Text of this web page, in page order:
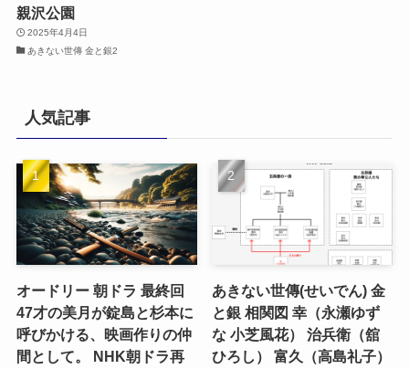
親沢公園
2025年4月4日
あきない世傳 金と銀2
人気記事
オードリー 朝ドラ 最終回
47才の美月が錠島と杉本に
呼びかける、映画作りの仲
間として。 NHK朝ドラ再
あきない世傳(せいでん) 金
と銀 相関図 幸（永瀬ゆず
な 小芝風花） 治兵衛（舘
ひろし） 富久（高島礼子）